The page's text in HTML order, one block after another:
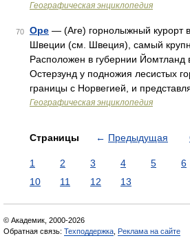
Географическая энциклопедия
70 Оре — (Are) горнолыжный курорт
Швеции (см. Швеция), самый
Расположен в губернии Йомтланд
Остерзунд у подножия лесистых
границы с Норвегией, и
Географическая энциклопедия
Страницы ← Предыдущая
1 2 3 4 5 6
10
11 12 13
© Академик, 2000-2026
Обратная связь: Техподдержка Реклама на сайте